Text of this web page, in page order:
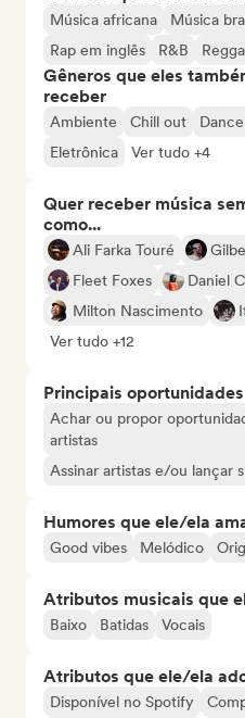
Música africana Música
Rap em inglês
R&B
Gêneros que eles
receber
Ambiente Chill out
Eletrônica
Ver tudo +4
Quer receber música
como...
Ali Farka Touré
Fleet Foxes
Daniel
Milton Nascimento
Ver tudo +12
Principais oportunidades
Achar ou propor
artistas
Assinar artistas e/ou lançar
Humores que ele/ela
Good vibes Melódico
Atributos musicais que
Baixo Batidas Vocais
Atributos que ele/ela
Disponível no Spotify